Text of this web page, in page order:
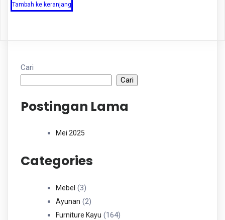
Tambah ke keranjang
Cari
Cari
Postingan Lama
Mei 2025
Categories
Mebel 33
Produk
Ayunan 22
Produk
Furniture Kayu 164164